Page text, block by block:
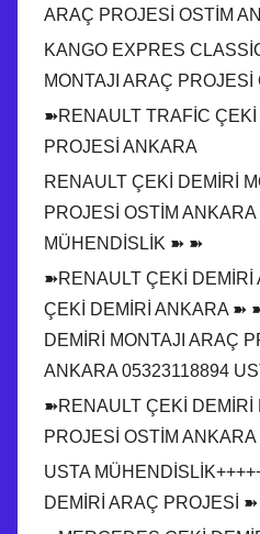
ARAÇ PROJESİ OSTİM
KANGO EXPRES
MONTAJI ARAÇ
➽RENAULT TRAFİC
PROJESİ ANKARA
RENAULT ÇEKİ DEMİRİ
PROJESİ OSTİM
MÜHENDİSLİK ➽ ➽
➽RENAULT ÇEKİ DEMİRİ
ÇEKİ DEMİRİ ANKARA ➽
DEMİRİ MONTAJI ARAÇ
ANKARA 05323118894
➽RENAULT ÇEKİ DEMİRİ
PROJESİ OSTİM
USTA
DEMİRİ ARAÇ PROJESİ